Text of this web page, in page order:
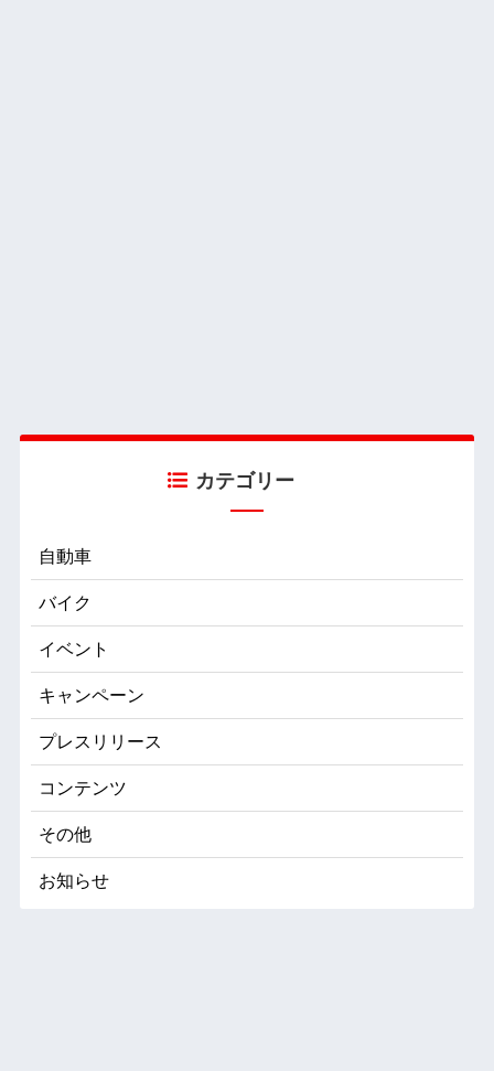
カテゴリー
自動車
バイク
イベント
キャンペーン
プレスリリース
コンテンツ
その他
お知らせ